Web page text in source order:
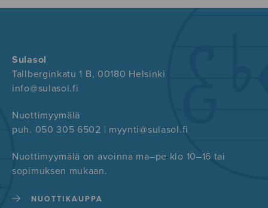
Sulasol
Tallberginkatu 1 B, 00180 Helsinki
info@sulasol.fi
Nuottimyymälä
puh. 050 305 6502 | myynti@sulasol.fi
Nuottimyymälä on avoinna ma–pe klo 10–16 tai
sopimuksen mukaan.
NUOTTIKAUPPA